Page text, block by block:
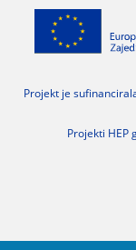
Projekt je
Projekti HEP